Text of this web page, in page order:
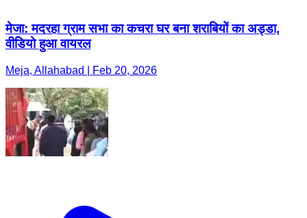
मेजा: मदरहा ग्राम सभा का कचरा घर बना शराबियों का अड्डा,
वीडियो हुआ वायरल
Meja, Allahabad | Feb 20, 2026